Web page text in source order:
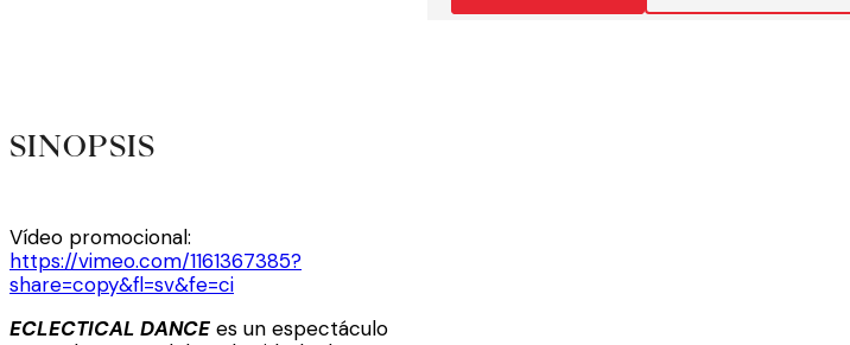
SINOPSIS
Vídeo promocional:
https://vimeo.com/1161367385?
share=copy&fl=sv&fe=ci
ECLECTICAL DANCE es un espectáculo